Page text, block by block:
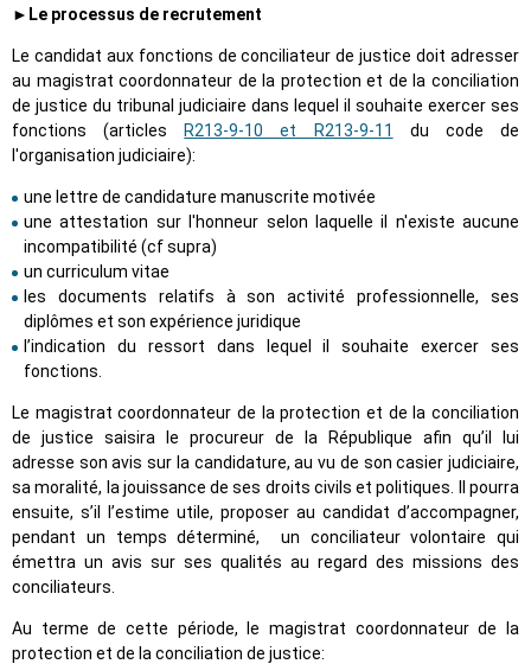
►Le processus de recrutement
Le candidat aux fonctions de conciliateur de justice doit adresser
au magistrat coordonnateur de la protection et de la conciliation
de justice du tribunal judiciaire dans lequel il souhaite exercer ses
fonctions (articles
R213-9-10 et R213-9-11
du code de
l'organisation judiciaire):
une lettre de candidature manuscrite motivée
une attestation sur l'honneur selon laquelle il n'existe aucune
incompatibilité (cf supra)
un curriculum vitae
les documents relatifs à son activité professionnelle, ses
diplômes et son expérience juridique
l’indication du ressort dans lequel il souhaite exercer ses
fonctions.
Le magistrat coordonnateur de la protection et de la conciliation
de justice saisira le procureur de la République afin qu’il lui
adresse son avis sur la candidature, au vu de son casier judiciaire,
sa moralité, la jouissance de ses droits civils et politiques. Il pourra
ensuite, s’il l’estime utile, proposer au candidat d’accompagner,
pendant un temps déterminé, un conciliateur volontaire qui
émettra un avis sur ses qualités au regard des missions des
conciliateurs.
Au terme de cette période, le magistrat coordonnateur de la
protection et de la conciliation de justice: